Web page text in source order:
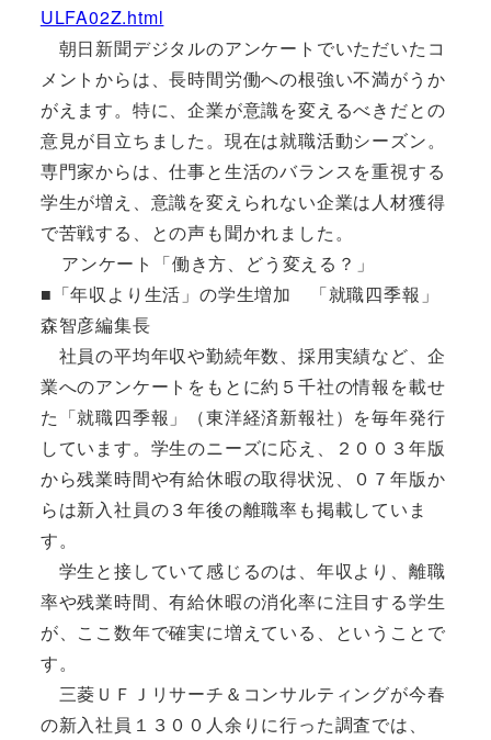
ULFA02Z.html
朝日新聞デジタルのアンケートでいただいたコ
メントからは、長時間労働への根強い不満がうか
がえます。特に、企業が意識を変えるべきだとの
意見が目立ちました。現在は就職活動シーズン。
専門家からは、仕事と生活のバランスを重視する
学生が増え、意識を変えられない企業は人材獲得
で苦戦する、との声も聞かれました。
アンケート「働き方、どう変える？」
■「年収より生活」の学生増加 「就職四季報」
森智彦編集長
社員の平均年収や勤続年数、採用実績など、企
業へのアンケートをもとに約５千社の情報を載せ
た「就職四季報」（東洋経済新報社）を毎年発行
しています。学生のニーズに応え、２００３年版
から残業時間や有給休暇の取得状況、０７年版か
らは新入社員の３年後の離職率も掲載していま
す。
学生と接していて感じるのは、年収より、離職
率や残業時間、有給休暇の消化率に注目する学生
が、ここ数年で確実に増えている、ということで
す。
三菱ＵＦＪリサーチ＆コンサルティングが今春
の新入社員１３００人余りに行った調査では、